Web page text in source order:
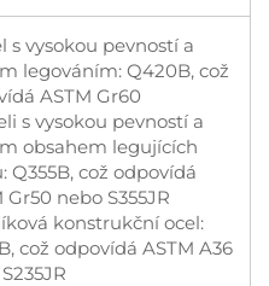
s vysokou pevností a
legováním: Q420B, což
ASTM Gr60
s vysokou pevností a
obsahem legujících
Q355B, což odpovídá
Gr50 nebo S355JR
konstrukční ocel:
což odpovídá ASTM A36